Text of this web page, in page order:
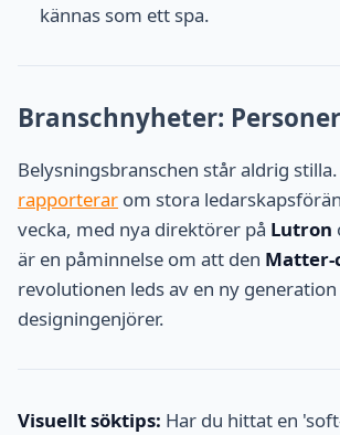
kännas som ett spa.
Branschnyheter:
Belysningsbranschen står aldrig stilla.
rapporterar om stora
vecka, med nya direktörer på Lutron
är en påminnelse om att den
revolutionen leds av en ny generation
designingenjörer.
Visuellt söktips: Har du hittat en